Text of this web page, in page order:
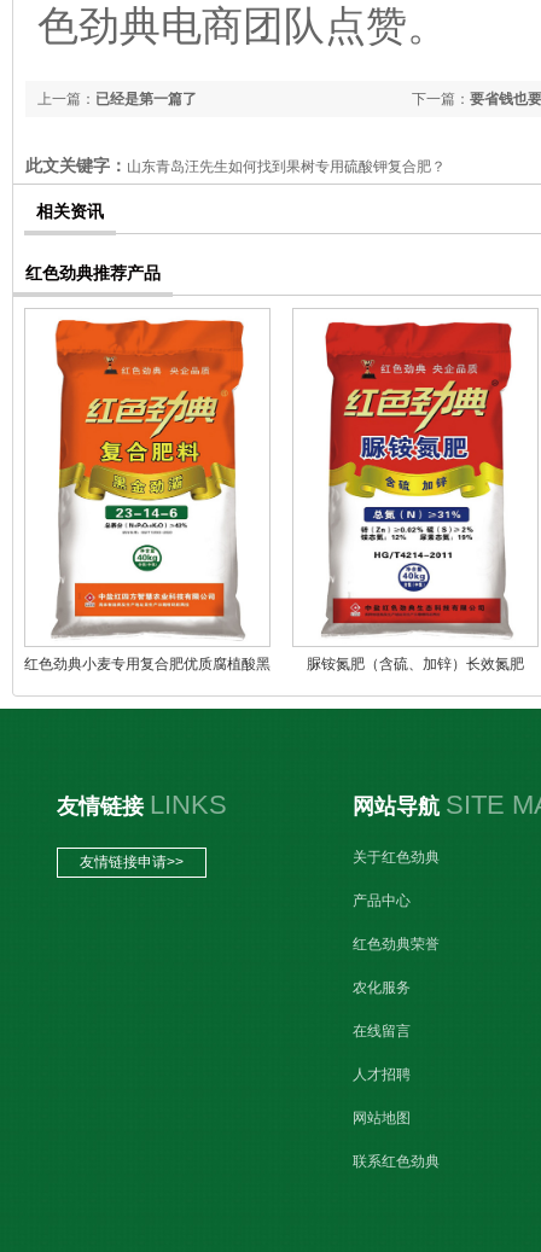
色劲典电商团队点赞。
下一篇： 要省钱也
上一篇： 已经是第一篇了
此文关键字： 山东青岛汪先生如何找到果树专用硫酸钾复合肥？
相关资讯
红色劲典推荐产品
红色劲典小麦专用复合肥优质腐植酸黑
脲铵氮肥（含硫、加锌）长效氮肥
友情链接 LINKS
友情链接申请>>
网站导航 SITE
关于红色劲典
产品中心
红色劲典荣誉
农化服务
在线留言
人才招聘
网站地图
联系红色劲典